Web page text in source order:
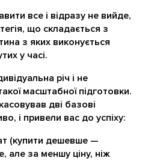
все і відразу не вийде,
що складається з
з яких виконується
у часі.
річ і не
масштабної підготовки.
дві базові
і привели вас до успіху:
(купити дешевше —
але за меншу ціну, ніж